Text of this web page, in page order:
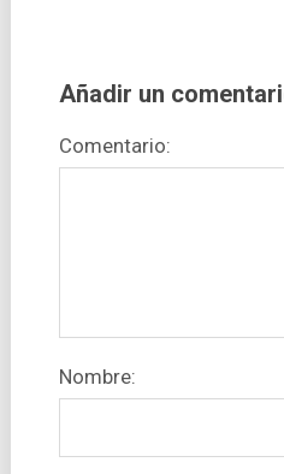
Añadir un
Comentario:
Nombre: